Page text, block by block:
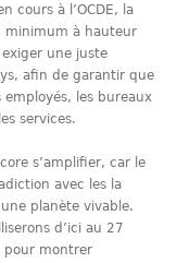
cours à l’OCDE, la
minimum à hauteur
une juste
afin de garantir que
employés, les bureaux
services.
s’amplifier, car le
avec les la
planète vivable.
d’ici au 27
pour montrer